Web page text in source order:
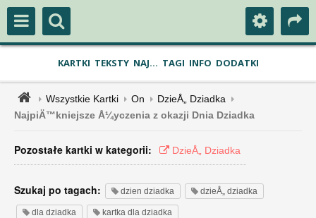
KARTKI TEKSTY NAJ... TAGI INFO DODATKI
Wszystkie Kartki On
DzieÅ„ Dziadka
NajpiÄ™kniejsze Å¼yczenia z okazji Dnia Dziadka
Pozostałe kartki w kategorii: DzieÅ„ Dziadka
Szukaj po tagach: dzien dziadka dzieÅ„ dziadka
dla dziadka kartka dla dziadka